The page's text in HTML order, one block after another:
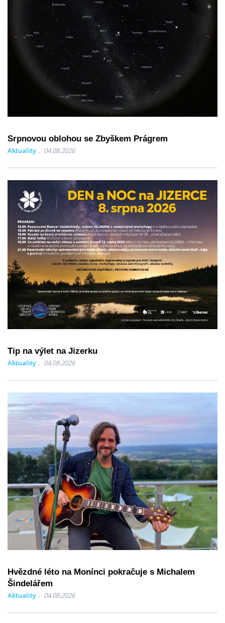
Srpnovou oblohou se Zbyškem Prágrem
Aktuality 04.08.2026
Tip na výlet na Jizerku
Aktuality 04.08.2026
Hvězdné léto na Monínci pokračuje s Michalem
Šindelářem
Aktuality 04.08.2026